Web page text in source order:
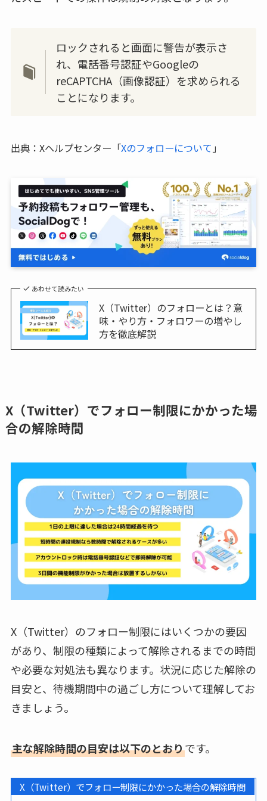
ロックされると画面に警告が表示さ
れ、電話番号認証やGoogleの
reCAPTCHA（画像認証）を求められる
ことになります。
出典：Xヘルプセンター「Xのフォローについて 」
あわせて読みたい
X（Twitter）のフォローとは？意
味・やり方・フォロワーの増やし
方を徹底解説
X（Twitter）でフォロー制限にかかった場
合の解除時間
X（Twitter）のフォロー制限にはいくつかの要因
があり、制限の種類によって解除されるまでの時間
や必要な対処法も異なります。状況に応じた解除の
目安と、待機期間中の過ごし方について理解してお
きましょう。
主な解除時間の目安は以下のとおりです。
X（Twitter）でフォロー制限にかかった場合の解除時間